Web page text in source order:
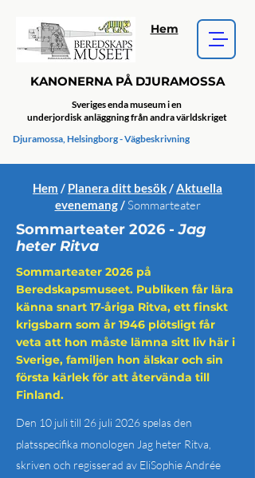
KANONERNA PÅ DJURAMOSSA
Djuramossa, Helsingborg - Vägbeskrivning
Sveriges enda museum i en
underjordisk anläggning från andra världskriget
Hem
Hem / Planera ditt besök/Aktuella
evenemang/Sommarteater
Sommarteater 2026 -Jag
heter Ritva
Sommarteater 2026 på
Beredskapsmuseet. Publiken får lära
känna snart 17-åriga Ritva, ett finskt
krigsbarn som år 1946 plötsligt får
veta att hon måste lämna sitt liv här i
Sverige, familjen hon älskar och sin
första kärlek för att återvända till
Finland.
Den 10 juli till 26 juli 2026 spelas den
platsspecifika monologen Jag heter Ritva,
skriven och regisserad av EliSophie Andrée